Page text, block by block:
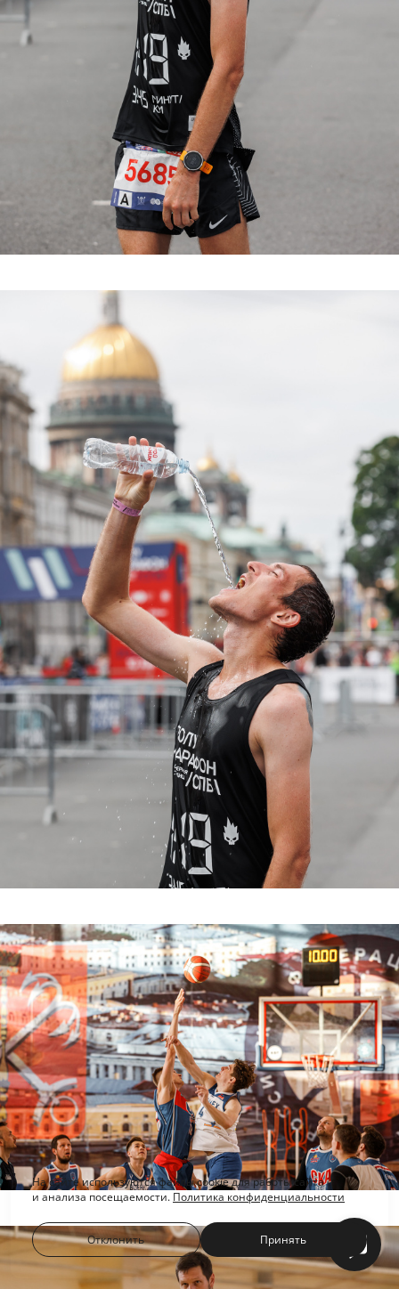
На сайте используются файлы cookie для работы сайта
и анализа посещаемости. Политика конфиденциальности
Отклонить Принять